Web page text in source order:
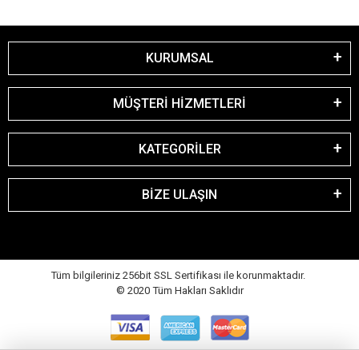
KURUMSAL
MÜŞTERİ HİZMETLERİ
KATEGORİLER
BİZE ULAŞIN
Tüm bilgileriniz 256bit SSL Sertifikası ile korunmaktadır.
© 2020 Tüm Hakları Saklıdır